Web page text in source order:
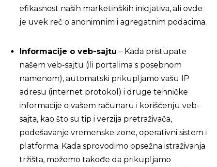
efikasnost naših marketinških inicijativa, ali ovde
je uvek reč o anonimnim i agregatnim podacima.
Informacije o veb-sajtu – Kada pristupate
našem veb-sajtu (ili portalima s posebnom
namenom), automatski prikupljamo vašu IP
adresu (internet protokol) i druge tehničke
informacije o vašem računaru i korišćenju veb-
sajta, kao što su tip i verzija pretraživača,
podešavanje vremenske zone, operativni sistem i
platforma. Kada sprovodimo opsežna istraživanja
tržišta, možemo takođe da prikupljamo